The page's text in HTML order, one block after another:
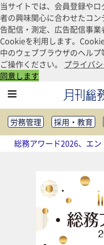
当サイトでは、会員登録や
者の興味関心に合わせたコ
告配信・測定、広告配信事
Cookieを利用します。
中のウェブブラウザのヘル
ご操作ください。 プライバ
同意します
労務管理 採用・教育
健康経営
働き方改革
法務・コンプライアンス
社外・社内広報
社外・社内コミュニケーシ
FM・オフィス移転
テクノロジー活用・DX
助成金・補助金・コスト削
アウトソーシング・BPO
総務アワード2026、エン